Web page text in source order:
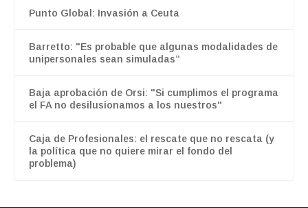
Punto Global: Invasión a Ceuta
Barretto: "Es probable que algunas modalidades de
unipersonales sean simuladas”
Baja aprobación de Orsi: "Si cumplimos el programa
el FA no desilusionamos a los nuestros"
Caja de Profesionales: el rescate que no rescata (y
la política que no quiere mirar el fondo del
problema)